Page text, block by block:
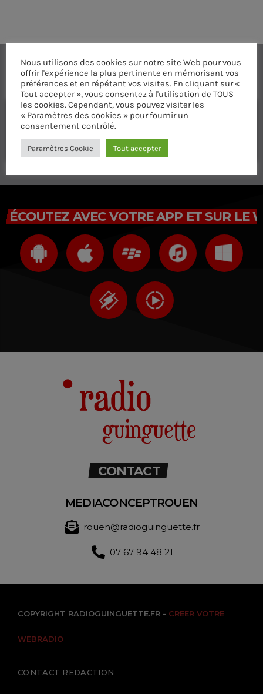
COMMENTAIRES D’ARTICLES (0)
Laisser une réponse
Connectez-vous maintenant
ÉCOUTEZ AVEC VOTRE APP ET SUR LE
CONTACT
MEDIACONCEPTROUEN
rouen@radioguinguette.fr
07 67 94 48 21
COPYRIGHT RADIOGUINGUETTE.FR - CREER VOTRE
WEBRADIO
CONTACT REDACTION
Nous utilisons des cookies sur notre site Web pour vous
offrir l'expérience la plus pertinente en mémorisant vos
préférences et en répétant vos visites. En cliquant sur «
Tout accepter », vous consentez à l'utilisation de TOUS
les cookies. Cependant, vous pouvez visiter les
« Paramètres des cookies » pour fournir un
consentement contrôlé.
Paramètres Cookie Tout accepter